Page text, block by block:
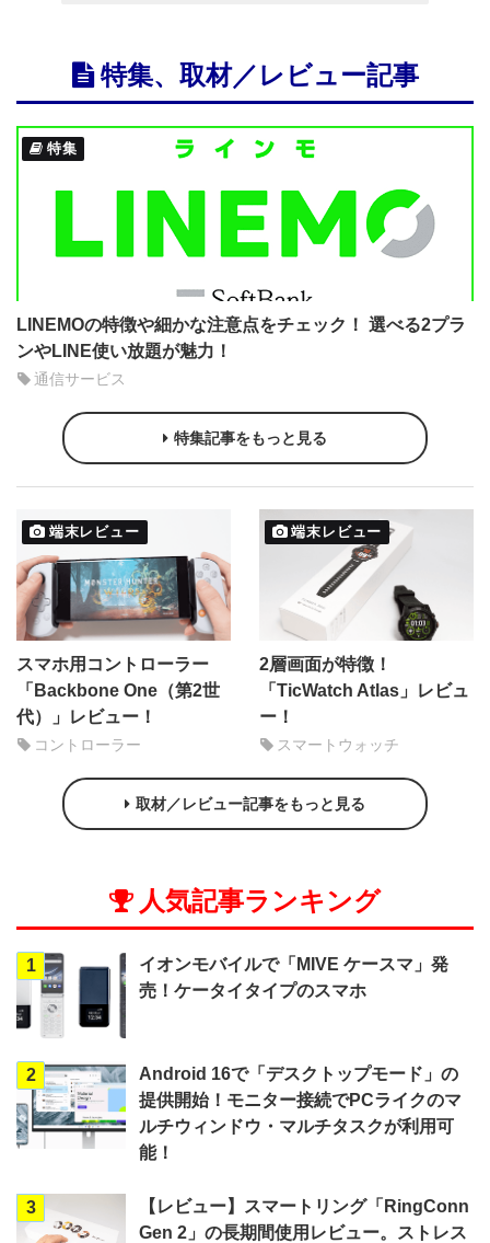
特集、取材／レビュー記事
特集
LINEMOの特徴や細かな注意点をチェック！ 選べる2プラ
ンやLINE使い放題が魅力！
通信サービス
特集記事をもっと見る
端末レビュー
スマホ用コントローラー
「Backbone One（第2世
代）」レビュー！
コントローラー
端末レビュー
2層画面が特徴！
「TicWatch Atlas」レビュ
ー！
スマートウォッチ
取材／レビュー記事をもっと見る
人気記事ランキング
1
イオンモバイルで「MIVE ケースマ」発
売！ケータイタイプのスマホ
2
Android 16で「デスクトップモード」の
提供開始！モニター接続でPCライクのマ
ルチウィンドウ・マルチタスクが利用可
能！
3
【レビュー】スマートリング「RingConn
Gen 2」の長期間使用レビュー。ストレス